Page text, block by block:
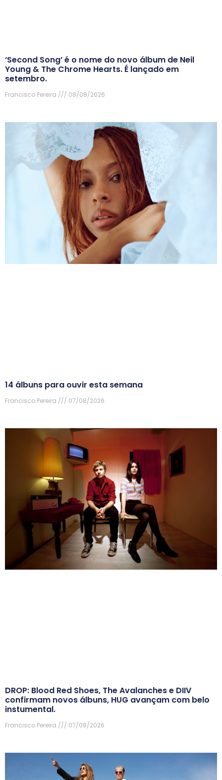
‘Second Song’ é o nome do novo álbum de Neil
Young & The Chrome Hearts. É lançado em
setembro.
Francisco Pereira 08/08/2026
14 álbuns para ouvir esta semana
Francisco Pereira 07/08/2026
DROP: Blood Red Shoes, The Avalanches e DIIV
confirmam novos álbuns, HUG avançam com belo
instumental.
Francisco Pereira 07/08/2026